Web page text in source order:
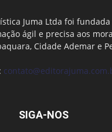
Juma Ltda foi fundada
ágil e precisa aos
Cidade Ademar e
SIGA-NOS